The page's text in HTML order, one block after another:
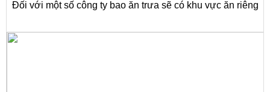
Đối với một số công ty bao ăn trưa sẽ có khu vực ăn riêng